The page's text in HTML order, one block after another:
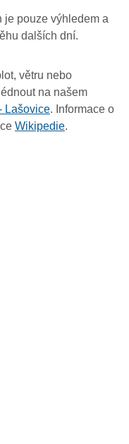
je pouze výhledem a
dalších dní.
větru nebo
na našem
Lašovice. Informace o
Wikipedie.